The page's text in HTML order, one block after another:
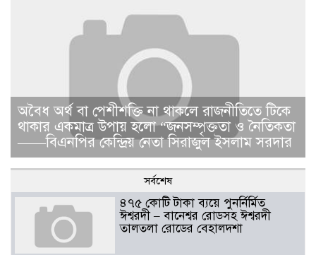
​​অবৈধ অর্থ বা পেশীশক্তি না থাকলে রাজনীতিতে টিকে
থাকার একমাত্র উপায় হলো “জনসম্পৃক্ততা ও নৈতিকতা
——বিএনপির কেন্দ্রিয় নেতা সিরাজুল ইসলাম সরদার
সর্বশেষ
৪৭৫ কোটি টাকা ব্যয়ে পুনর্নির্মিত
ঈশ্বরদী – বানেশ্বর রোডসহ ঈশ্বরদী
তালতলা রোডের বেহালদশা